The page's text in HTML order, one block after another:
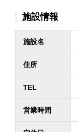
施設情報
施設名
住所
TEL
営業時間